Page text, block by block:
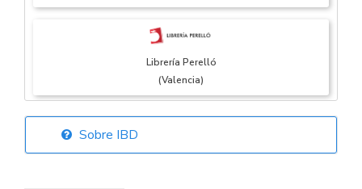
Librería Perelló
(Valencia)
Librería Elías
Sobre IBD